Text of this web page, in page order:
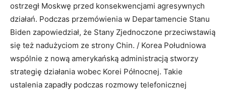
ostrzegł Moskwę przed konsekwencjami agresywnych
działań. Podczas przemówienia w Departamencie Stanu
Biden zapowiedział, że Stany Zjednoczone przeciwstawią
się też nadużyciom ze strony Chin. / Korea Południowa
wspólnie z nową amerykańską administracją stworzy
strategię działania wobec Korei Północnej. Takie
ustalenia zapadły podczas rozmowy telefonicznej